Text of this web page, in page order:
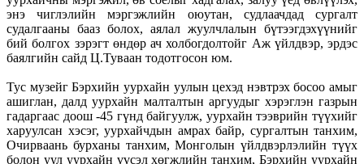
энэ чиглэлийн мэргэжлийн оюутан, судлаачдад сургалт
судалгааны бааз болох, аялал жуулчлалын бүтээгдэхүүнийг
бий болгох зэрэгт өндөр ач холбогдолтойг Аж үйлдвэр, эрдэс
баялгийн сайд Ц.Туваан тодотгосон юм.
Тус музейг Бэрхийн уурхайн уулын цехэд нэвтрэх босоо амыг
ашиглан, далд уурхайн малталтын аргуудыг хэрэглэн газрын
гадаргаас доош -45 гүнд байгуулж, уурхайн тээврийн түүхийг
харуулсан хэсэг, уурхайчдын амрах байр, сургалтын танхим,
Очир­ваань бурханы танхим, Монголын үйлдвэрлэлийн түүх
болон уул уурхайн үүсэл хөгжлийн танхим, Бэрхийн уурхайн